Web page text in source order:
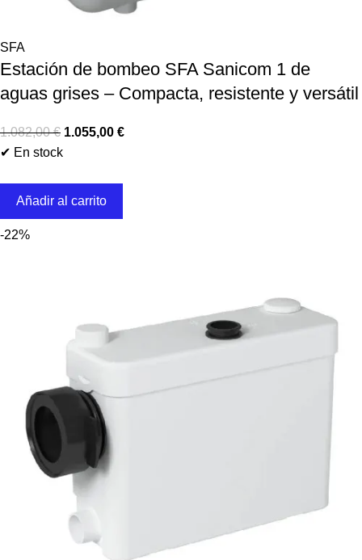
SFA
Estación de bombeo SFA Sanicom 1 de
aguas grises – Compacta, resistente y versátil
1.082,00€ 1.055,00 €
✔ En stock
Añadir al carrito
-22%